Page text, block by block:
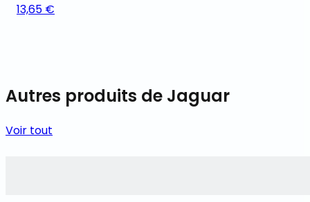
13,65 €
Autres produits de Jaguar
Voir tout